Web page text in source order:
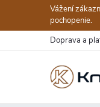
obsah
Vážení
pochopenie.
Doprava a